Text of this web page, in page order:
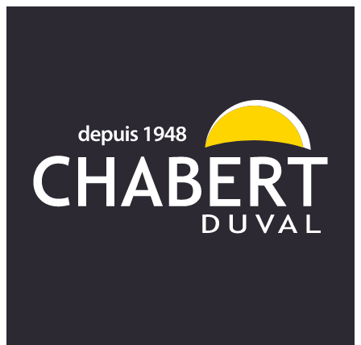
Panneau de gestion des cookies